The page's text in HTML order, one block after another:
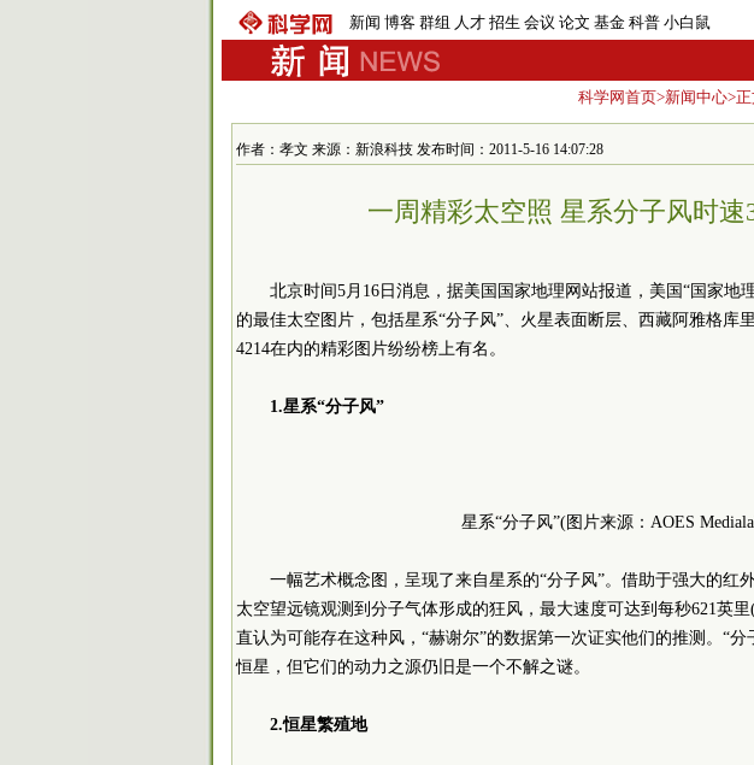
新闻 博客 群组 人才 招生 会议 论文 基金 科普 小白鼠
科学网首页>新闻中心>正
作者：孝文 来源：新浪科技 发布时间：2011-5-16 14:07:28
一周精彩太空照 星系分子风时速
北京时间5月16日消息，据美国国家地理网站报道，美国“国家地
的最佳太空图片，包括星系“分子风”、火星表面断层、西藏阿雅格库
4214在内的精彩图片纷纷榜上有名。
1.星系“分子风”
星系“分子风”(图片来源：AOES
一幅艺术概念图，呈现了来自星系的“分子风”。借助于强大的红
太空望远镜观测到分子气体形成的狂风，最大速度可达到每秒621英
直认为可能存在这种风，“赫谢尔”的数据第一次证实他们的推测。“
恒星，但它们的动力之源仍旧是一个不解之谜。
2.恒星繁殖地